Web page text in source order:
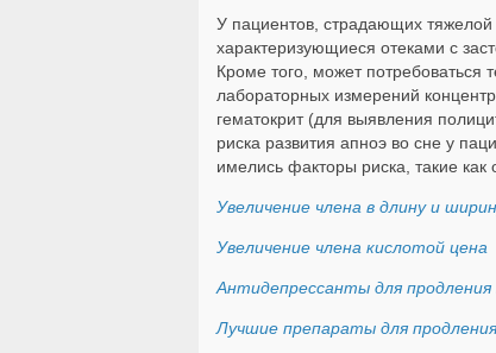
У пациентов, страдающих тяжелой
характеризующиеся отеками с
Кроме того, может
лабораторных измерений
гематокрит (для выявления
риска развития апноэ во сне у
имелись факторы риска, такие
Увеличение члена в длину и
Увеличение члена кислотой цена
Антидепрессанты для продления
Лучшие препараты для